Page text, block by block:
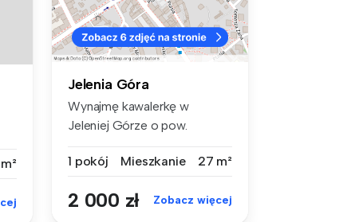
Jelenia Góra
Wynajmę kawalerkę w
Jeleniej Górze o pow.
1 pokój
Mieszkanie 27 m²
2 000 zł Zobacz więcej